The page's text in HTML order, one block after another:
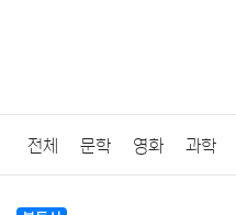
전체 문학 영화 과학
법률